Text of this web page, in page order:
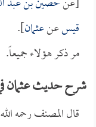
قيسعنعثمان].
مر ذكر هؤلاء جميعاً.
شرح حديث عثمان
قال المصنف رحمه